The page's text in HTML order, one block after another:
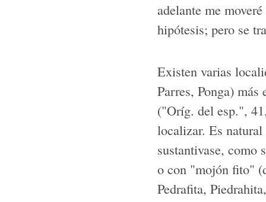
adelante me
hipótesis; pero se
Existen varias
Parres, Ponga)
("Oríg. del esp.",
localizar. Es
sustantivase,
o con "mojón fito"
Pedrafita,